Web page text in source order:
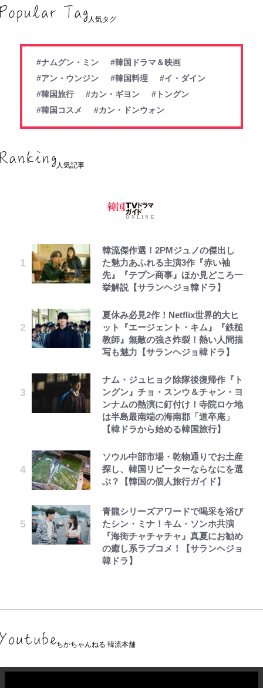
人気タグ
#ナムグン・ミン
#韓国ドラマ＆映画
#アン・ウンジン
#韓国料理
#イ・ダイン
#韓国旅行
#カン・ギヨン
#トングン
#韓国コスメ
#カン・ドンウォン
人気記事
韓流傑作選！2PMジュノの傑出し
た魅力あふれる主演3作『赤い袖
先』『テプン商事』ほか見どころ一
挙解説【サランヘジョ韓ドラ】
夏休み必見2作！Netflix世界的大ヒ
ット『エージェント・キム』『鉄槌
教師』無敵の強さ炸裂！熱い人間描
写も魅力【サランヘジョ韓ドラ】
ナム・ジュヒョク除隊後復帰作『ト
ングン』チョ・スンウ＆チャン・ヨ
ンナムの熱演に釘付け！寺院ロケ地
は半島最南端の海南郡「道卒庵」
【韓ドラから始める韓国旅行】
ソウル中部市場・乾物通りでお土産
探し、韓国リピーターならなにを選
ぶ？【韓国の個人旅行ガイド】
青龍シリーズアワードで喝采を浴び
たシン・ミナ！キム・ソンホ共演
『海街チャチャチャ』真夏にお勧め
の癒し系ラブコメ！【サランヘジョ
韓ドラ】
ちかちゃんねる 韓流本舗